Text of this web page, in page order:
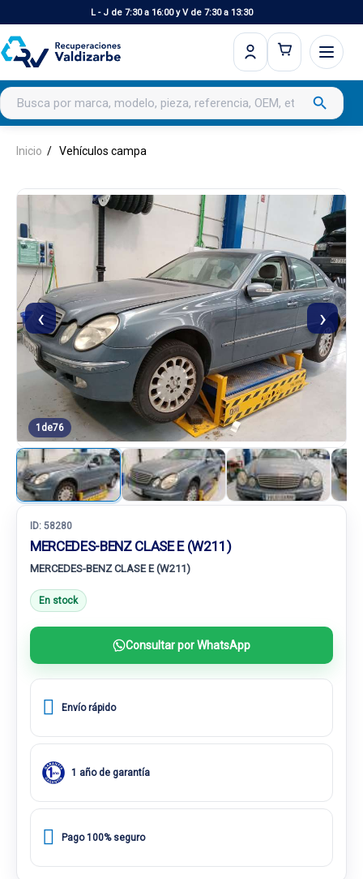
L - J de 7:30 a 16:00 y V de 7:30 a 13:30
Buscar productos search
Inicio Vehículos campa
‹ ›
1 de76
ID: 58280
MERCEDES-BENZ CLASE E (W211)
MERCEDES-BENZ CLASE E (W211)
En stock
Consultar por WhatsApp
Envío rápido
1 año de garantía
Pago 100% seguro